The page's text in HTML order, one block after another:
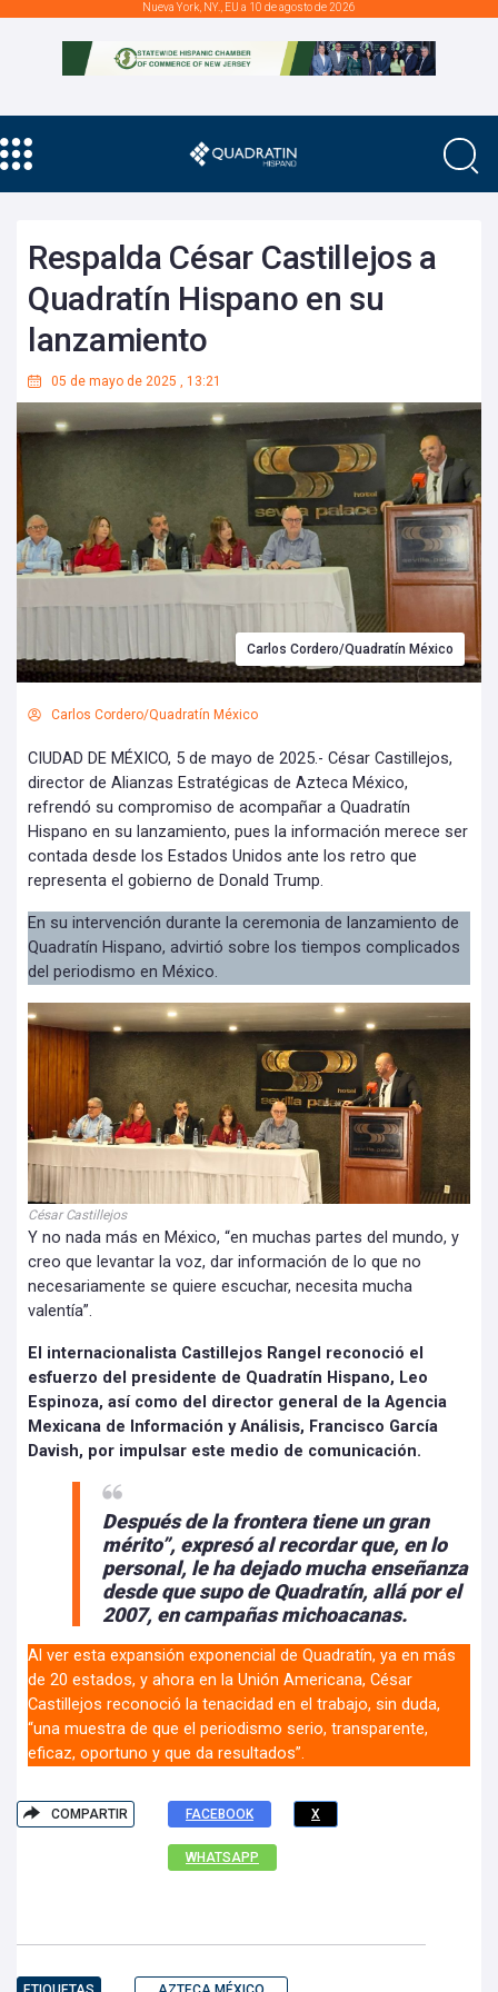
Nueva York, NY., EU a 10 de agosto de 2026
Respalda César Castillejos a
Quadratín Hispano en su
lanzamiento
05 de mayo de 2025 , 13:21
Carlos Cordero/Quadratín México
Carlos Cordero/Quadratín México
CIUDAD DE MÉXICO, 5 de mayo de 2025.- César Castillejos,
director de Alianzas Estratégicas de Azteca México,
refrendó su compromiso de acompañar a Quadratín
Hispano en su lanzamiento, pues la información merece ser
contada desde los Estados Unidos ante los retro que
representa el gobierno de Donald Trump.
En su intervención durante la ceremonia de lanzamiento de
Quadratín Hispano, advirtió sobre los tiempos complicados
del periodismo en México.
César Castillejos
Y no nada más en México, “en muchas partes del mundo, y
creo que levantar la voz, dar información de lo que no
necesariamente se quiere escuchar, necesita mucha
valentía”.
El internacionalista Castillejos Rangel reconoció el
esfuerzo del presidente de Quadratín Hispano, Leo
Espinoza, así como del director general de la Agencia
Mexicana de Información y Análisis, Francisco García
Davish, por impulsar este medio de comunicación.
Después de la frontera tiene un gran
mérito”, expresó al recordar que, en lo
personal, le ha dejado mucha enseñanza
desde que supo de Quadratín, allá por el
2007, en campañas michoacanas.
Al ver esta expansión exponencial de Quadratín, ya en más
de 20 estados, y ahora en la Unión Americana, César
Castillejos reconoció la tenacidad en el trabajo, sin duda,
“una muestra de que el periodismo serio, transparente,
eficaz, oportuno y que da resultados”.
COMPARTIR FACEBOOK X
WHATSAPP